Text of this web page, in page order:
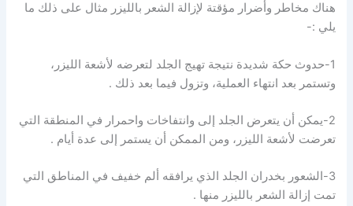
هناك مخاطر وأضرار مؤقتة لإزالة الشعر بالليزر مثال على ذلك ما
يلي :-
1-حدوث حكة شديدة نتيجة تهيج الجلد لتعرضه لأشعة الليزر،
وتستمر بعد انتهاء العملية، وتزول فيما بعد ذلك .
2-يمكن أن يتعرض الجلد إلى وانتفاخات واحمرار في المنطقة التي
تعرضت لأشعة الليزر، ومن الممكن أن يستمر إلى عدة أيام .
3-الشعور بخدران الجلد الذي يرافقه ألم خفيف في المناطق التي
تمت إزالة الشعر بالليزر منها .